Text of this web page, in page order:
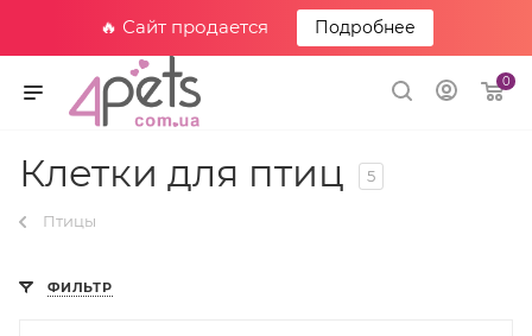
🔥 Сайт продается Подробнее
0
Клетки для птиц 5
Птицы
ФИЛЬТР